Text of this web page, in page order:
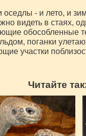
оседлы - и лето, и
видеть в стаях,
обособленные
поганки
участки
Читайте